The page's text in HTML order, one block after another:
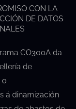
CON LA
DE DATOS
CO300A da
de
o
á dinamización